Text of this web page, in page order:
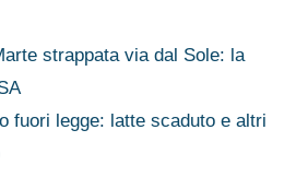
strappata via dal Sole: la
fuori legge: latte scaduto e altri